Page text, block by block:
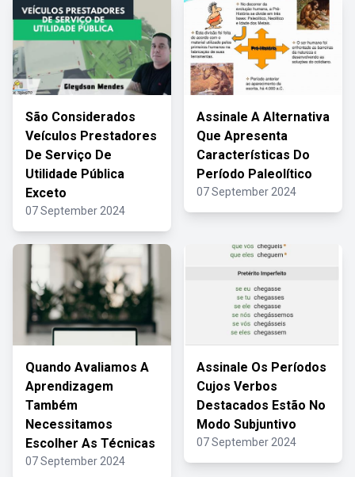
São Considerados
Veículos Prestadores
De Serviço De
Utilidade Pública
Exceto
07 September 2024
Assinale A Alternativa
Que Apresenta
Características Do
Período Paleolítico
07 September 2024
Quando Avaliamos A
Aprendizagem
Também
Necessitamos
Escolher As Técnicas
07 September 2024
Assinale Os Períodos
Cujos Verbos
Destacados Estão No
Modo Subjuntivo
07 September 2024